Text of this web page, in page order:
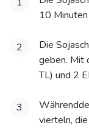
10
2
Die
geben. Mit
TL) und 2
3
vierteln,